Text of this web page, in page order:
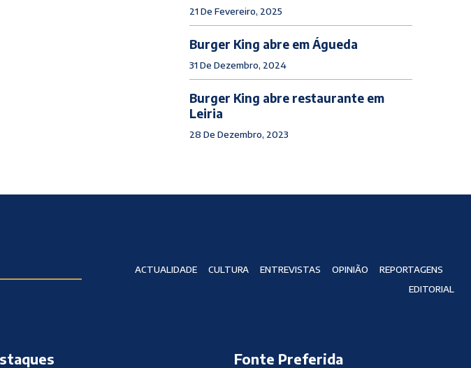
21 De Fevereiro, 2025
Burger King abre em Águeda
31 De Dezembro, 2024
Burger King abre restaurante em
Leiria
28 De Dezembro, 2023
ACTUALIDADE CULTURA ENTREVISTAS OPINIÃO
REPORTAGENS
EDITORIAL
Fonte Preferida